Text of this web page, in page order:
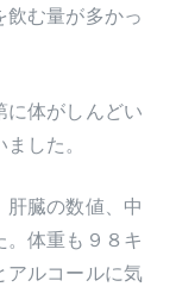
む量が多かっ
に体がしんどい
した。
臓の数値、中
体重も９８キ
アルコールに気